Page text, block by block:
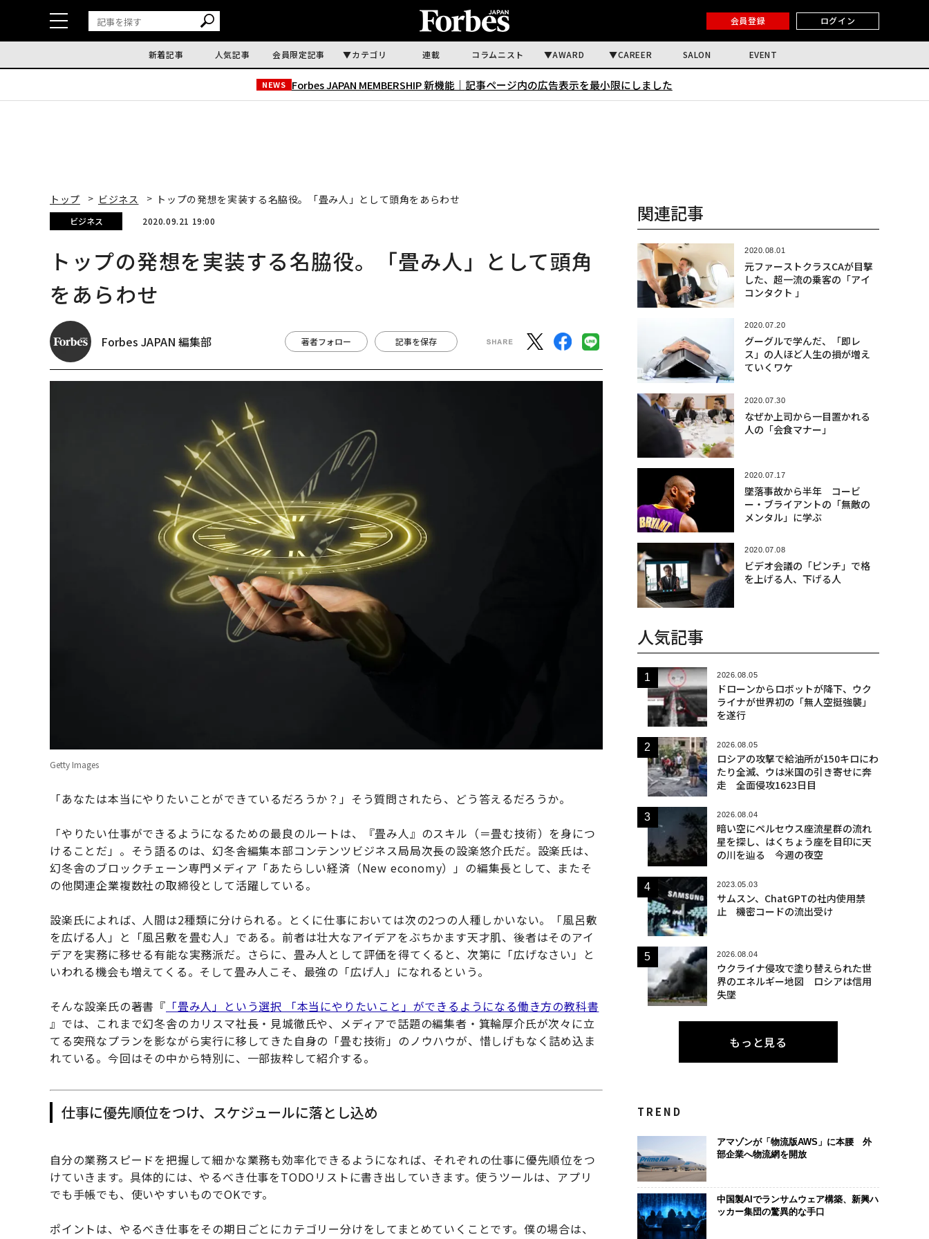
会員登録 ログイン
新着記事 人気記事 会員限定記事 カテゴリ 連載 コラムニスト AWARD CAREER SALON EVENT
NEWS Forbes JAPAN MEMBERSHIP 新機能｜ 記事ページ内の広告表示を最小限にしました
トップ ビジネス トップの発想を実装する名脇役。「畳み人」として頭角をあらわせ
ビジネス 2020.09.21 19:00
トップの発想を実装する名脇役。「畳み人」として頭角
をあらわせ
Forbes JAPAN 編集部 著者フォロー 記事を保存
Getty Images
「あなたは本当にやりたいことができているだろうか？」そう質問されたら、どう答えるだろうか。
「やりたい仕事ができるようになるための最良のルートは、『畳み人』のスキル（＝畳む技術）を身につ
けることだ」。そう語るのは、幻冬舎編集本部コンテンツビジネス局局次長の設楽悠介氏だ。設楽氏は、
幻冬舎のブロックチェーン専門メディア「あたらしい経済（New economy）」の編集長として、またそ
の他関連企業複数社の取締役として活躍している。
設楽氏によれば、人間は2種類に分けられる。とくに仕事においては次の2つの人種しかいない。「風呂敷
を広げる人」と「風呂敷を畳む人」である。前者は壮大なアイデアをぶちかます天才肌、後者はそのアイ
デアを実務に移せる有能な実務派だ。さらに、畳み人として評価を得てくると、次第に「広げなさい」と
いわれる機会も増えてくる。そして畳み人こそ、最強の「広げ人」になれるという。
そんな設楽氏の著書『 「畳み人」という選択 「本当にやりたいこと」ができるようになる働き方の教科書
』では、これまで幻冬舎のカリスマ社長・見城徹氏や、メディアで話題の編集者・箕輪厚介氏が次々に立
てる突飛なプランを影ながら実行に移してきた自身の「畳む技術」のノウハウが、惜しげもなく詰め込ま
れている。今回はその中から特別に、一部抜粋して紹介する。
仕事に優先順位をつけ、スケジュールに落とし込め
自分の業務スピードを把握して細かな業務も効率化できるようになれば、それぞれの仕事に優先順位をつ
けていきます。具体的には、やるべき仕事をTODOリストに書き出していきます。使うツールは、アプリ
でも手帳でも、使いやすいものでOKです。
ポイントは、やるべき仕事をその期日ごとにカテゴリー分けをしてまとめていくことです。僕の場合は、
関連記事
2020.08.01
元ファーストクラスCAが目撃
した、超一流の乗客の「アイ
コンタクト 」
2020.07.20
グーグルで学んだ、「即レ
ス」の人ほど人生の損が増え
ていくワケ
2020.07.30
なぜか上司から一目置かれる
人の「会食マナー」
2020.07.17
墜落事故から半年 コービ
ー・ブライアントの「無敵の
メンタル」に学ぶ
2020.07.08
ビデオ会議の「ピンチ」で格
を上げる人、下げる人
人気記事
2026.08.05
ドローンからロボットが降下、ウク
ライナが世界初の「無人空挺強襲」
を遂行
2026.08.05
ロシアの攻撃で給油所が150キロにわ
たり全滅、ウは米国の引き寄せに奔
走 全面侵攻1623日目
2026.08.04
暗い空にペルセウス座流星群の流れ
星を探し、はくちょう座を目印に天
の川を辿る 今週の夜空
2023.05.03
サムスン、ChatGPTの社内使用禁
止 機密コードの流出受け
2026.08.04
ウクライナ侵攻で塗り替えられた世
界のエネルギー地図 ロシアは信用
失墜
もっと見る
TREND
アマゾンが「物流版AWS」に本腰 外
部企業へ物流網を開放
中国製AIでランサムウェア構築、新興ハ
ッカー集団の驚異的な手口